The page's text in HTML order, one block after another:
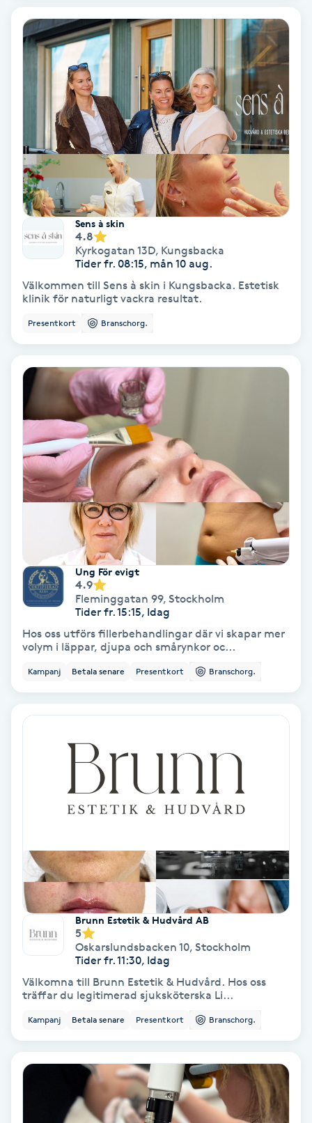
Pensionärklippning
Permanent
Permanent hårborttagning
Permanent ögonbrynsmakeup
Personal shopper
Personlig tränare
Picolaser
Piercing
Pigmentfläckar
Plastikkirurgi
Powder brows
Power Yoga
PRP (Platelet Rich Plasma)
PRX-T33
Psoriasis
Regndroppsmassage
Reiki
Reikihealing
Reiki massage
Restorative Yoga
Rosacea
Sens à skin
4.8
Kyrkogatan 13D, Kungsbacka
Tider fr. 08:15, mån 10 aug.
Välkommen till Sens à skin i Kungsbacka. Estetisk
klinik för naturligt vackra resultat.
Presentkort Branschorg.
Ung För evigt
4.9
Fleminggatan 99, Stockholm
Tider fr. 15:15, Idag
Hos oss utförs fillerbehandlingar där vi skapar mer
volym i läppar, djupa och smårynkor oc...
Kampanj Betala senare Presentkort Branschorg.
Brunn Estetik & Hudvård AB
5
Oskarslundsbacken 10, Stockholm
Tider fr. 11:30, Idag
Välkomna till Brunn Estetik & Hudvård. Hos oss
träffar du legitimerad sjuksköterska Li...
Kampanj Betala senare Presentkort Branschorg.